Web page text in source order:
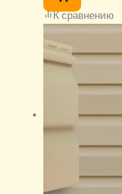
К сравнению